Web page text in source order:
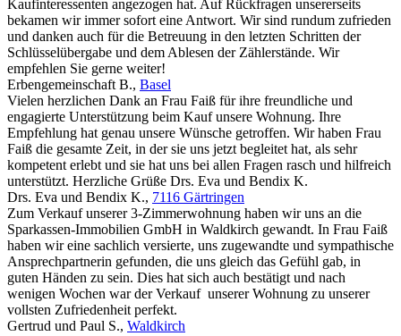
Kaufinteressenten angezogen hat. Auf Rückfragen unsererseits
bekamen wir immer sofort eine Antwort. Wir sind rundum zufrieden
und danken auch für die Betreuung in den letzten Schritten der
Schlüsselübergabe und dem Ablesen der Zählerstände. Wir
empfehlen Sie gerne weiter!
Erbengemeinschaft B., Basel
Vielen herzlichen Dank an Frau Faiß für ihre freundliche und
engagierte Unterstützung beim Kauf unsere Wohnung. Ihre
Empfehlung hat genau unsere Wünsche getroffen. Wir haben Frau
Faiß die gesamte Zeit, in der sie uns jetzt begleitet hat, als sehr
kompetent erlebt und sie hat uns bei allen Fragen rasch und hilfreich
unterstützt. Herzliche Grüße Drs. Eva und Bendix K.
Drs. Eva und Bendix K., 7116 Gärtringen
Zum Verkauf unserer 3-Zimmerwohnung haben wir uns an die
Sparkassen-Immobilien GmbH in Waldkirch gewandt. In Frau Faiß
haben wir eine sachlich versierte, uns zugewandte und sympathische
Ansprechpartnerin gefunden, die uns gleich das Gefühl gab, in
guten Händen zu sein. Dies hat sich auch bestätigt und nach
wenigen Wochen war der Verkauf unserer Wohnung zu unserer
vollsten Zufriedenheit perfekt.
Gertrud und Paul S., Waldkirch